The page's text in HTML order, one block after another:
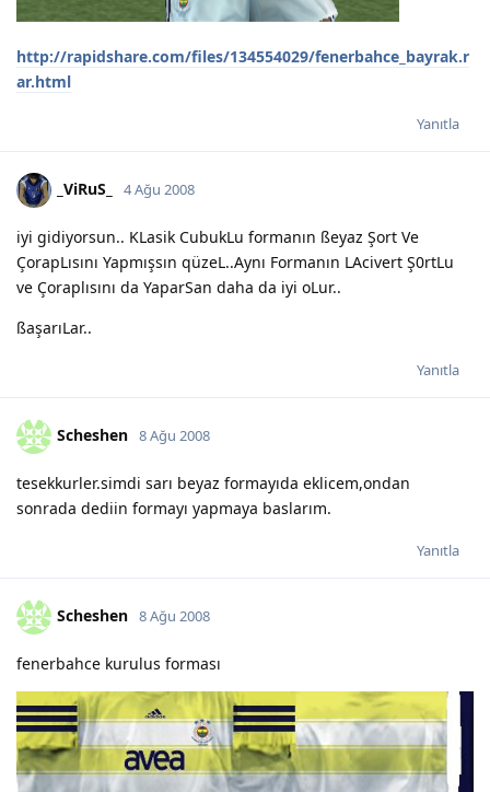
http://rapidshare.com/files/134554029/fenerbahce_bayrak.r
ar.html
Yanıtla
_ViRuS_ 4 Ağu 2008
iyi gidiyorsun.. KLasik CubukLu formanın ßeyaz Şort Ve
ÇorapLısını Yapmışsın qüzeL..Aynı Formanın LAcivert Ş0rtLu
ve Çoraplısını da YaparSan daha da iyi oLur..
ßaşarıLar..
Yanıtla
Scheshen 8 Ağu 2008
tesekkurler.simdi sarı beyaz formayıda eklicem,ondan
sonrada dediin formayı yapmaya baslarım.
Yanıtla
Scheshen 8 Ağu 2008
fenerbahce kurulus forması